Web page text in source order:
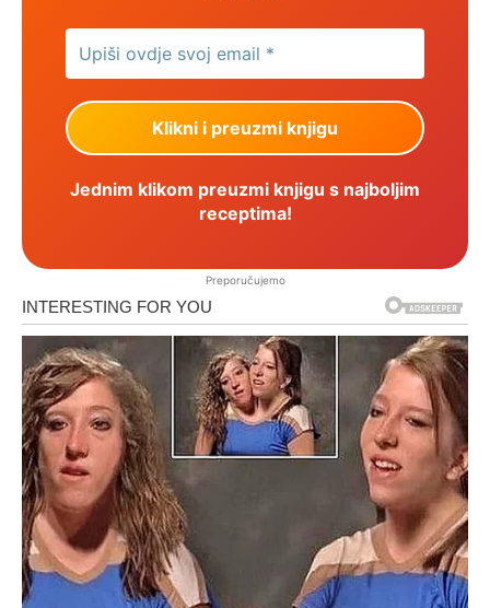
Jednim klikom preuzmi knjigu s najboljim
receptima!
Preporučujemo